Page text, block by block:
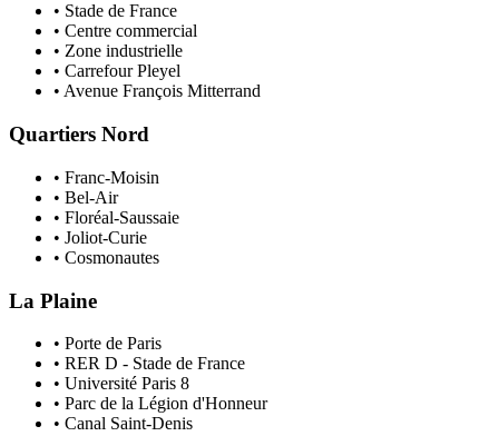
• Stade de France
• Centre commercial
• Zone industrielle
• Carrefour Pleyel
• Avenue François Mitterrand
Quartiers Nord
• Franc-Moisin
• Bel-Air
• Floréal-Saussaie
• Joliot-Curie
• Cosmonautes
La Plaine
• Porte de Paris
• RER D - Stade de France
• Université Paris 8
• Parc de la Légion d'Honneur
• Canal Saint-Denis